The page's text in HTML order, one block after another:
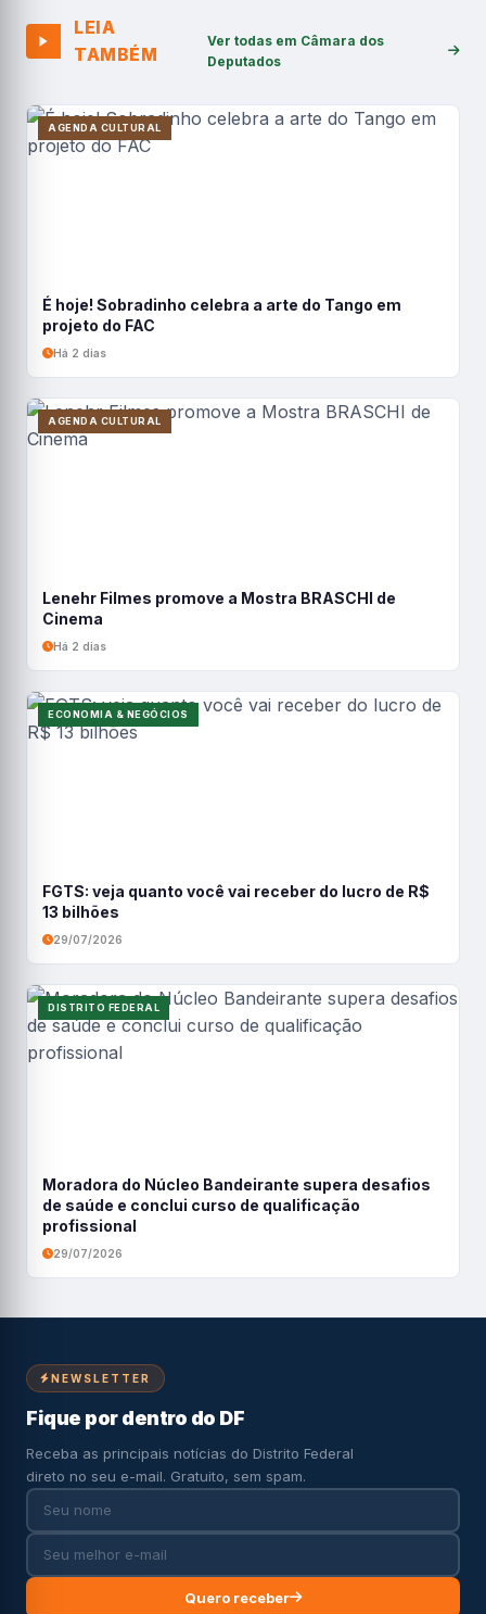
LEIA
TAMBÉM
Ver todas em Câmara dos
Deputados
AGENDA CULTURAL
É hoje! Sobradinho celebra a arte do Tango em
projeto do FAC
Há 2 dias
AGENDA CULTURAL
Lenehr Filmes promove a Mostra BRASCHI de
Cinema
Há 2 dias
ECONOMIA & NEGÓCIOS
FGTS: veja quanto você vai receber do lucro de R$
13 bilhões
29/07/2026
DISTRITO FEDERAL
Moradora do Núcleo Bandeirante supera desafios
de saúde e conclui curso de qualificação
profissional
29/07/2026
NEWSLETTER
Fique por dentro do DF
Receba as principais notícias do Distrito Federal
direto no seu e-mail. Gratuito, sem spam.
Quero receber